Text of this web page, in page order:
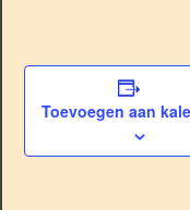
Toevoegen aan